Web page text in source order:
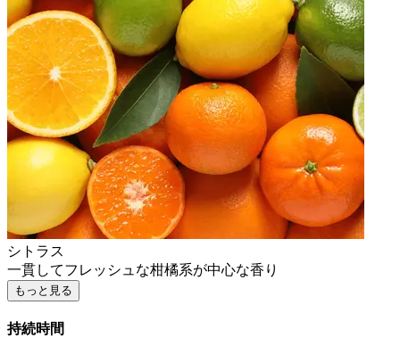
シトラス
一貫してフレッシュな柑橘系が中心な香り
もっと見る
持続時間